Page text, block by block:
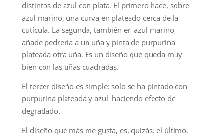
distintos de azul con plata. El primero hace, sobre
azul marino, una curva en plateado cerca de la
cutícula. La segunda, también en azul marino,
añade pedrería a un uña y pinta de purpurina
plateada otra uña. Es un diseño que queda muy
bien con las uñas cuadradas.
El tercer diseño es simple: solo se ha pintado con
purpurina plateada y azul, haciendo efecto de
degradado.
El diseño que más me gusta, es, quizás, el último.